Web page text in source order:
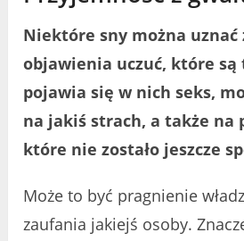
Niektóre sny można uznać
objawienia uczuć, które są
pojawia się w nich seks,
na jakiś strach, a także na
które nie zostało jeszcze
Może to być pragnienie
zaufania jakiejś osoby.